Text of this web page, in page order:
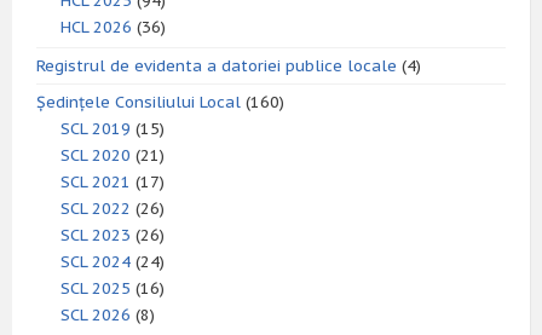
HCL 2026 (36)
Registrul de evidenta a datoriei publice locale (4)
Ședințele Consiliului Local (160)
SCL 2019 (15)
SCL 2020 (21)
SCL 2021 (17)
SCL 2022 (26)
SCL 2023 (26)
SCL 2024 (24)
SCL 2025 (16)
SCL 2026 (8)